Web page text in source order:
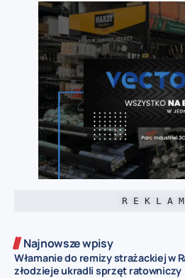
R E K L A
Najnowsze wpisy
Włamanie do remizy strażackiej w
złodzieje ukradli sprzęt ratowniczy